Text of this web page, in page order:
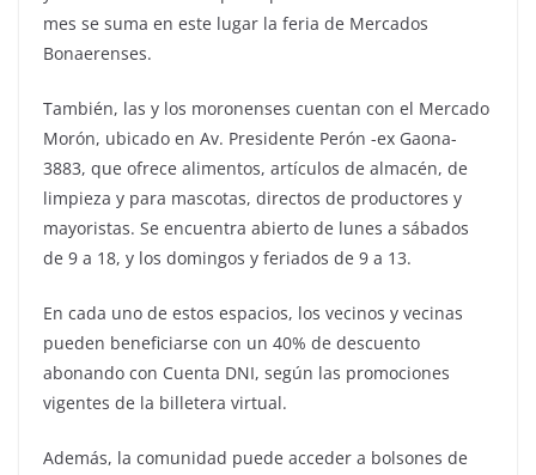
mes se suma en este lugar la feria de Mercados
Bonaerenses.
También, las y los moronenses cuentan con el Mercado
Morón, ubicado en Av. Presidente Perón -ex Gaona-
3883, que ofrece alimentos, artículos de almacén, de
limpieza y para mascotas, directos de productores y
mayoristas. Se encuentra abierto de lunes a sábados
de 9 a 18, y los domingos y feriados de 9 a 13.
En cada uno de estos espacios, los vecinos y vecinas
pueden beneficiarse con un 40% de descuento
abonando con Cuenta DNI, según las promociones
vigentes de la billetera virtual.
Además, la comunidad puede acceder a bolsones de